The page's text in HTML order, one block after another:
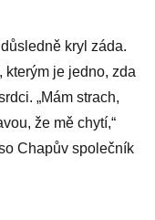
kryl záda.
kterým je jedno, zda
„Mám strach,
že mě chytí,“
Chapův společník